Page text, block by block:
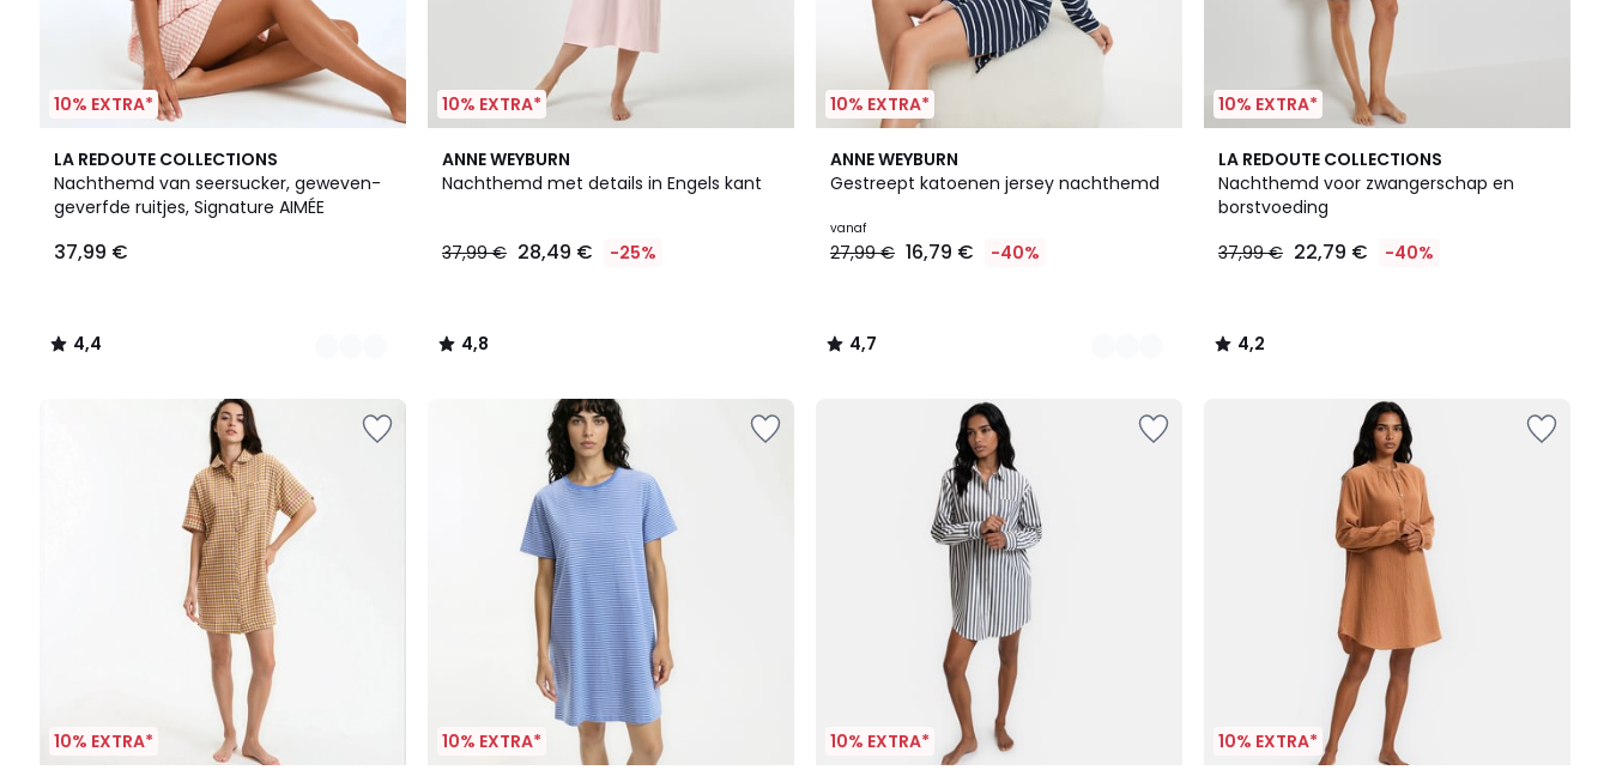
10% EXTRA*
LA REDOUTE COLLECTIONS
Nachthemd van seersucker, geweven-
geverfde ruitjes, Signature AIMÉE
37,99 €
4,4
/ 5
2
Kleuren
4,4
/
10% EXTRA*
ANNE WEYBURN
Nachthemd met details in Engels kant
37,99 € 28,49 € -25%
4,8
/ 5
4,8
/
10% EXTRA*
ANNE WEYBURN
Gestreept katoenen jersey nachthemd
vanaf
27,99 € 16,79 € -40%
4,7
/ 5
3
Kleuren
4,7
/
10% EXTRA*
LA REDOUTE COLLECTIONS
Nachthemd voor zwangerschap en
borstvoeding
37,99 € 22,79 € -40%
4,2
/ 5
4,2
/
10% EXTRA* 10% EXTRA* 10% EXTRA* 10% EXTRA*